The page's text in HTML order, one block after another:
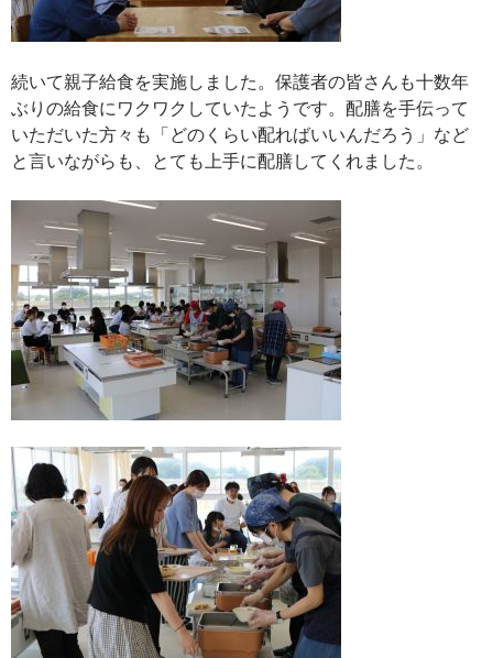
続いて親子給食を実施しました。保護者の皆さんも十数年
ぶりの給食にワクワクしていたようです。配膳を手伝って
いただいた方々も「どのくらい配ればいいんだろう」など
と言いながらも、とても上手に配膳してくれました。